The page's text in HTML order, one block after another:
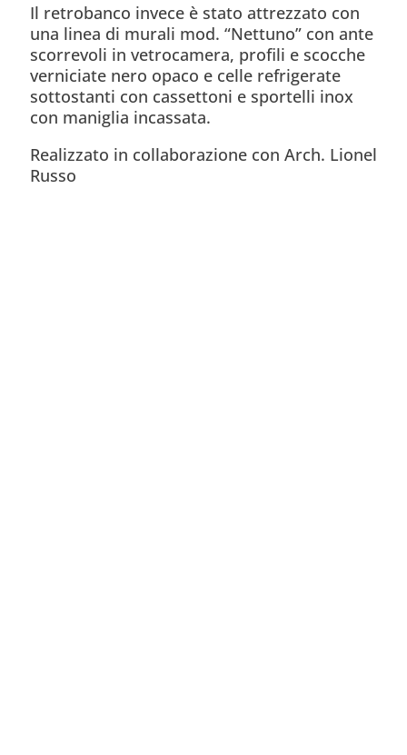
Il retrobanco invece è stato attrezzato con
una linea di murali mod. “Nettuno” con ante
scorrevoli in vetrocamera, profili e scocche
verniciate nero opaco e celle refrigerate
sottostanti con cassettoni e sportelli inox
con maniglia incassata.
Realizzato in collaborazione con Arch. Lionel
Russo